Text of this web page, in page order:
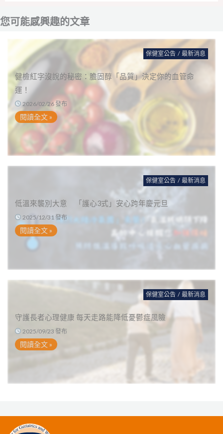
您可能感興趣的文章
保健室公告 / 最新消息
健檢紅字沒說的秘密：膽固醇「品質」決定你的血管命
運！
2026/02/26 發布
閱讀全文 »
保健室公告 / 最新消息
低溫來襲別大意 「護心3式」安心跨年慶元旦
2025/12/31 發布
閱讀全文 »
保健室公告 / 最新消息
守護長者心理健康 每天走路能降低憂鬱症風險
2025/09/23 發布
閱讀全文 »